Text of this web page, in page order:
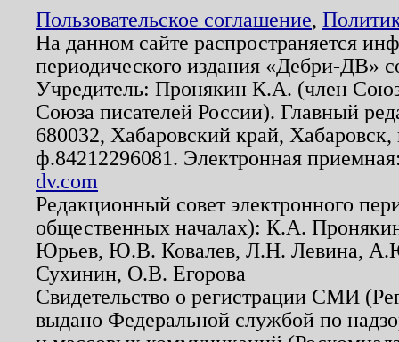
Пользовательское соглашение,
На данном сайте распространяется
периодического издания «Дебри-ДВ»
Учредитель: Пронякин К.А. (член
Союза писателей России). Главный
680032, Хабаровский край,
ф.84212296081. Электронная
dv.com
Редакционный совет электронного
общественных началах): К.А.
Юрьев, Ю.В. Ковалев, Л.Н. Левина,
Сухинин, О.В. Егорова
Свидетельство о регистрации СМИ
выдано Федеральной службой по